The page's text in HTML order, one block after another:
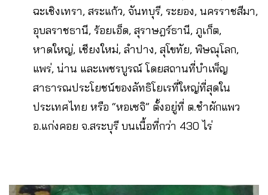
ฉะเชิงเทรา, สระแก้ว, จันทบุรี, ระยอง, นครราชสีมา,
อุบลราชธานี, ร้อยเอ็ด, สุราษฎร์ธานี, ภูเก็ต,
หาดใหญ่, เชียงใหม่, ลำปาง, สุโขทัย, พิษณุโลก,
แพร่, น่าน และเพชรบูรณ์ โดยสถานที่บำเพ็ญ
สาธารณประโยชน์ของลัทธิโยเรที่ใหญ่ที่สุดใน
ประเทศไทย หรือ “หอเซจิ” ตั้งอยู่ที่ ต.ชำผักแพว
อ.แก่งคอย จ.สระบุรี บนเนื้อที่กว่า 430 ไร่